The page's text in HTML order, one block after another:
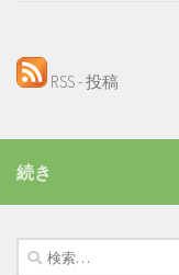
RSS - 投稿
続き
検